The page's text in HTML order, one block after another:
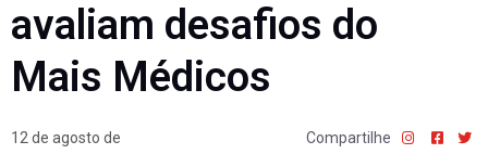
avaliam desafios do
Mais Médicos
12 de agosto de
Compartilhe